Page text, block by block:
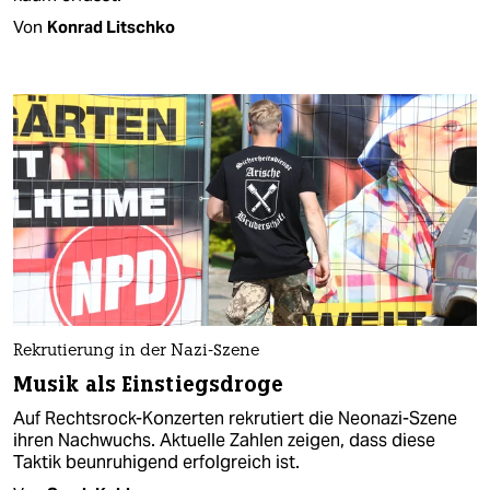
Von Konrad Litschko
Rekrutierung in der Nazi-Szene
Musik als Einstiegsdroge
Auf Rechtsrock-Konzerten rekrutiert die Neonazi-Szene
ihren Nachwuchs. Aktuelle Zahlen zeigen, dass diese
Taktik beunruhigend erfolgreich ist.